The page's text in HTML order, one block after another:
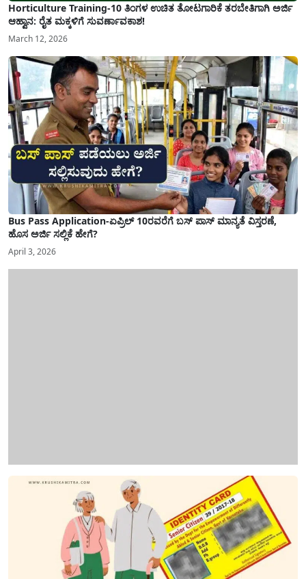
Horticulture Training-10 ತಿಂಗಳ ಉಚಿತ ತೋಟಗಾರಿಕೆ ತರಬೇತಿಗಾಗಿ ಅರ್ಜಿ
ಆಹ್ವಾನ: ರೈತ ಮಕ್ಕಳಿಗೆ ಸುವರ್ಣಾವಕಾಶ!
March 12, 2026
Bus Pass Application-ಏಪ್ರಿಲ್ 10ರವರೆಗೆ ಬಸ್ ಪಾಸ್ ಮಾನ್ಯತೆ ವಿಸ್ತರಣೆ,
ಹೊಸ ಅರ್ಜಿ ಸಲ್ಲಿಕೆ ಹೇಗೆ?
April 3, 2026